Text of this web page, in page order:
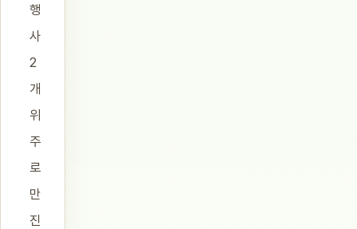
행
사
2
개
위
주
로
만
진